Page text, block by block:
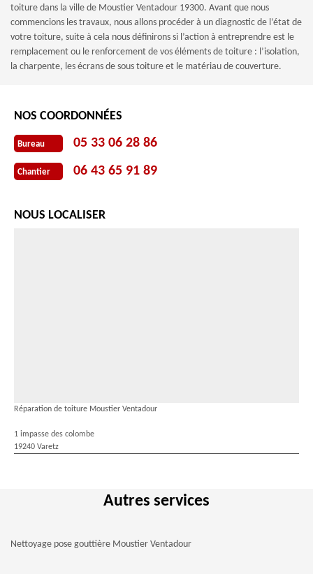
toiture dans la ville de Moustier Ventadour 19300. Avant que nous
commencions les travaux, nous allons procéder à un diagnostic de l’état de
votre toiture, suite à cela nous définirons si l’action à entreprendre est le
remplacement ou le renforcement de vos éléments de toiture : l’isolation,
la charpente, les écrans de sous toiture et le matériau de couverture.
NOS COORDONNÉES
Bureau 05 33 06 28 86
Chantier 06 43 65 91 89
NOUS LOCALISER
Réparation de toiture Moustier Ventadour
1 impasse des colombe
19240 Varetz
Autres services
Nettoyage pose gouttière Moustier Ventadour